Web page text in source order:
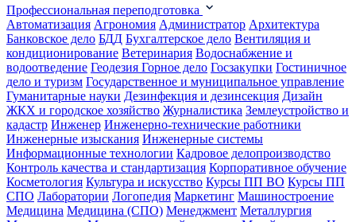
Профессиональная переподготовка
Автоматизация Агрономия Администратор Архитектура
Банковское дело БДД Бухгалтерское дело Вентиляция и
кондиционирование Ветеринария Водоснабжение и
водоотведение Геодезия Горное дело Госзакупки Гостиничное
дело и туризм Государственное и муниципальное управление
Гуманитарные науки Дезинфекция и дезинсекция Дизайн
ЖКХ и городское хозяйство Журналистика Землеустройство и
кадастр Инженер Инженерно-технические работники
Инженерные изыскания Инженерные системы
Информационные технологии Кадровое делопроизводство
Контроль качества и стандартизация Корпоративное обучение
Косметология Культура и искусство Курсы ПП ВО Курсы ПП
СПО Лаборатории Логопедия Маркетинг Машиностроение
Медицина Медицина (СПО) Менеджмент Металлургия